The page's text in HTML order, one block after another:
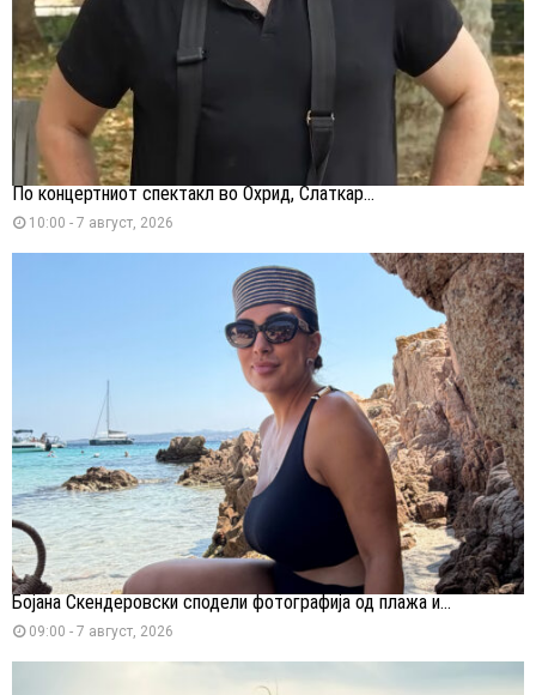
По концертниот спектакл во Охрид, Слаткар...
10:00 - 7 август, 2026
Бојана Скендеровски сподели фотографија од плажа и...
09:00 - 7 август, 2026